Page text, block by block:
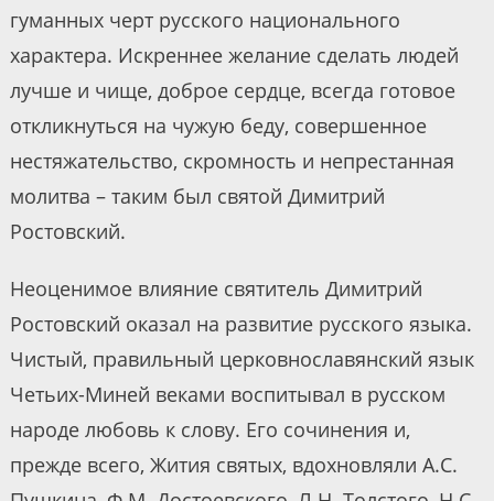
гуманных черт русского национального
характера. Искреннее желание сделать людей
лучше и чище, доброе сердце, всегда готовое
откликнуться на чужую беду, совершенное
нестяжательство, скромность и непрестанная
молитва – таким был святой Димитрий
Ростовский.
Неоценимое влияние святитель Димитрий
Ростовский оказал на развитие русского языка.
Чистый, правильный церковнославянский язык
Четьих-Миней веками воспитывал в русском
народе любовь к слову. Его сочинения и,
прежде всего, Жития святых, вдохновляли А.С.